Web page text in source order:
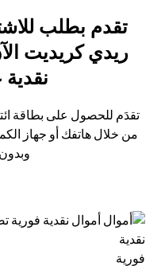
تقدم بطلب
ريدي كريديت
تقدَم للحصول على بطاقة
من خلال هاتفك أو جهاز
أموال نقدية فورية تصل إلى %100